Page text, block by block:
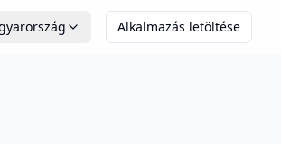
Alkalmazás letöltése